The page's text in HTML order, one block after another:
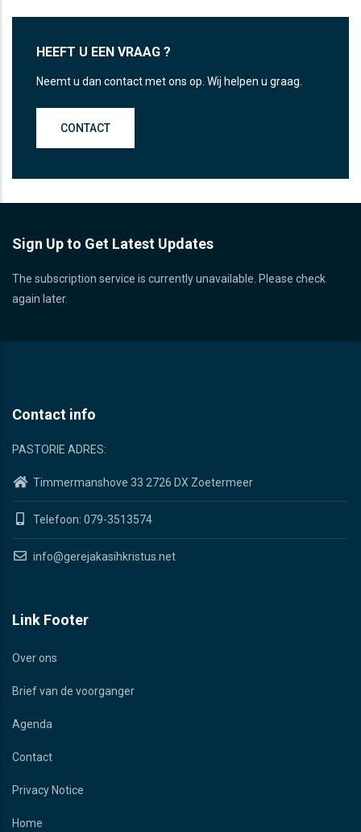
HEEFT U EEN VRAAG ?
Neemt u dan contact met ons op. Wij helpen u graag.
CONTACT
Sign Up to Get Latest Updates
The subscription service is currently unavailable. Please check
again later.
Contact info
PASTORIE ADRES:
Timmermanshove 33 2726 DX Zoetermeer
Telefoon: 079-3513574
info@gerejakasihkristus.net
Link Footer
Over ons
Brief van de voorganger
Agenda
Contact
Privacy Notice
Home